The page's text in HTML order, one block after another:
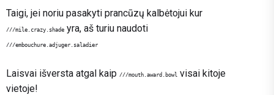
Taigi, jei noriu pasakyti prancūzų kalbėtojui kur
///mile.crazy.shade yra, aš turiu naudoti
///embouchure.adjuger.saladier
Laisvai išversta atgal kaip ///mouth.award.bowl
visai kitoje
vietoje!